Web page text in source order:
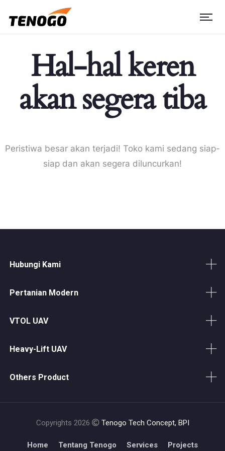
Hal-hal keren
akan segera tiba
Peristiwa besar akan terjadi! Toko kami sedang siap-
siap dan akan segera diluncurkan!
Hubungi Kami
Pertanian Modern
VTOL UAV
Heavy-Lift UAV
Others Product
Copyrights 2026 Tenogo Tech Concept, BPI
Home Tentang Tenogo Services Projects